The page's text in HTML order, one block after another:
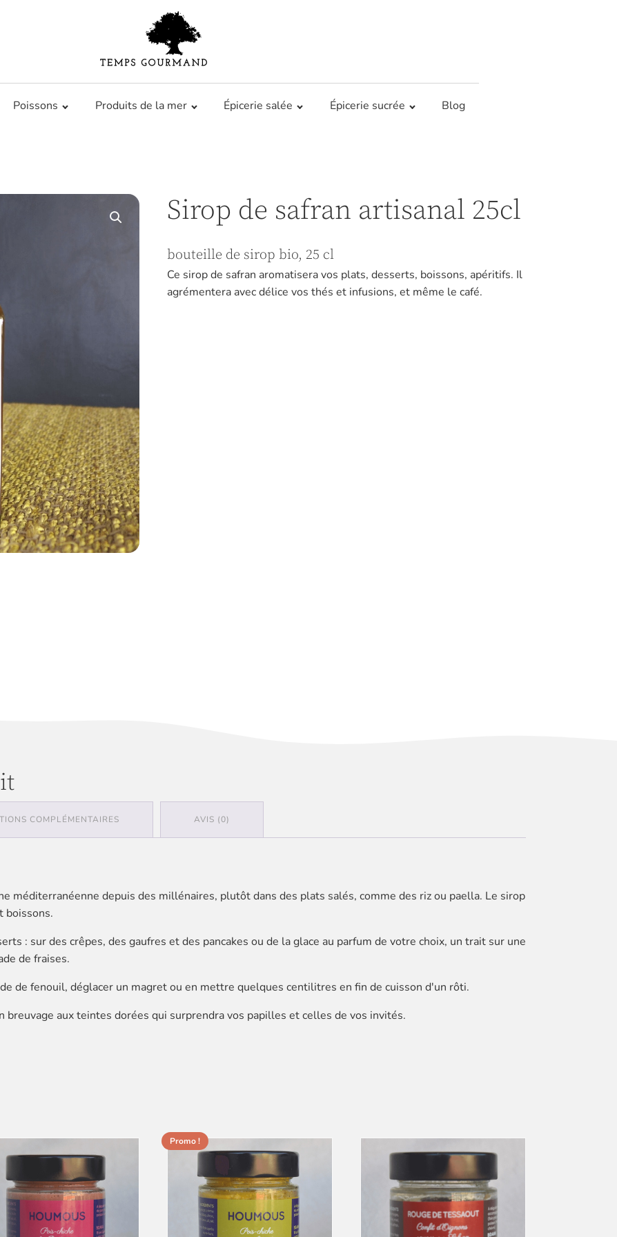
Poissons Produits de la mer Épicerie salée Épicerie sucrée Blog
Sirop de safran artisanal 25cl
bouteille de sirop bio, 25 cl
Ce sirop de safran aromatisera vos plats, desserts, boissons, apéritifs. Il
agrémentera avec délice vos thés et infusions, et même le café.
COMPLÉMENTAIRES AVIS (0)
méditerranéenne depuis des millénaires, plutôt dans des plats salés, comme des riz ou paella. Le sirop
boissons.
: sur des crêpes, des gaufres et des pancakes ou de la glace au parfum de votre choix, un trait sur une
de fraises.
de fenouil, déglacer un magret ou en mettre quelques centilitres en fin de cuisson d'un rôti.
breuvage aux teintes dorées qui surprendra vos papilles et celles de vos invités.
Promo !